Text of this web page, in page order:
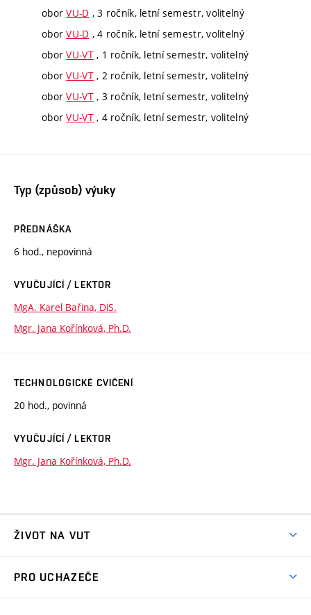
oborVU-D , 3 ročník, letní semestr, volitelný
oborVU-D , 4 ročník, letní semestr, volitelný
oborVU-VT, 1 ročník, letní semestr, volitelný
oborVU-VT, 2 ročník, letní semestr, volitelný
oborVU-VT, 3 ročník, letní semestr, volitelný
oborVU-VT, 4 ročník, letní semestr, volitelný
Typ (způsob) výuky
PŘEDNÁŠKA
6 hod., nepovinná
VYUČUJÍCÍ / LEKTOR
MgA. Karel Bařina, DiS.
Mgr. Jana Kořínková, Ph.D.
TECHNOLOGICKÉ CVIČENÍ
20 hod., povinná
VYUČUJÍCÍ / LEKTOR
Mgr. Jana Kořínková, Ph.D.
ŽIVOT NA VUT
PRO UCHAZEČE